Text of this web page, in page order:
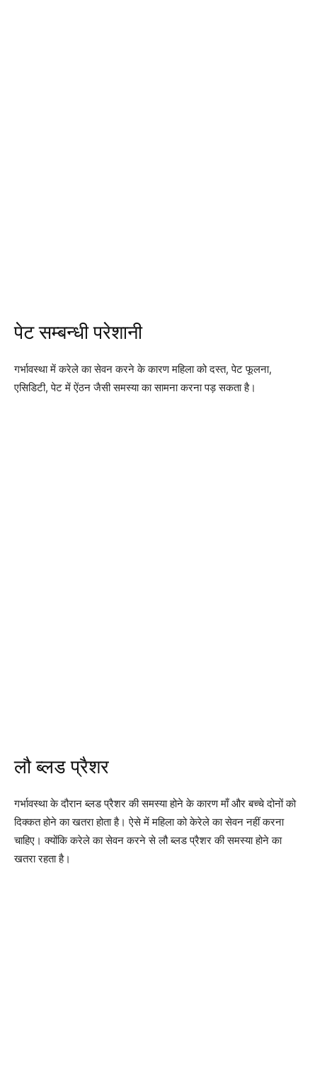
पेट सम्बन्धी परेशानी
गर्भावस्था में करेले का सेवन करने के कारण महिला को दस्त, पेट फूलना,
एसिडिटी, पेट में ऐंठन जैसी समस्या का सामना करना पड़ सकता है।
लौ ब्लड प्रैशर
गर्भावस्था के दौरान ब्लड प्रैशर की समस्या होने के कारण माँ और बच्चे दोनों को
दिक्कत होने का खतरा होता है। ऐसे में महिला को केरेले का सेवन नहीं करना
चाहिए। क्योंकि करेले का सेवन करने से लौ ब्लड प्रैशर की समस्या होने का
खतरा रहता है।